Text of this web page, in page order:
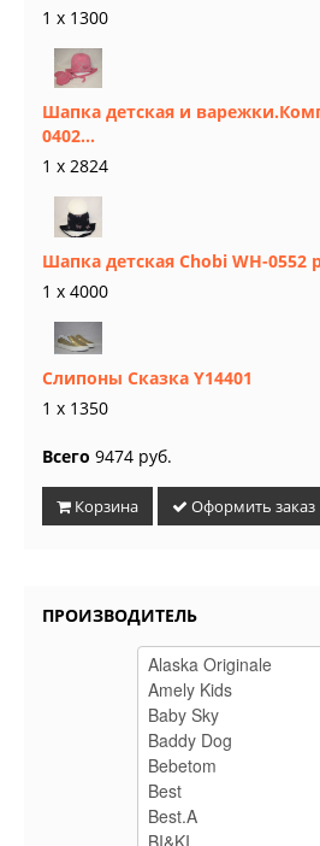
1 x 1300
Шапка детская и
0402...
1 x 2824
Шапка детская Chobi WH-0552
1 x 4000
Слипоны Сказка Y14401
1 x 1350
Всего 9474 руб.
Корзина Оформить
ПРОИЗВОДИТЕЛЬ